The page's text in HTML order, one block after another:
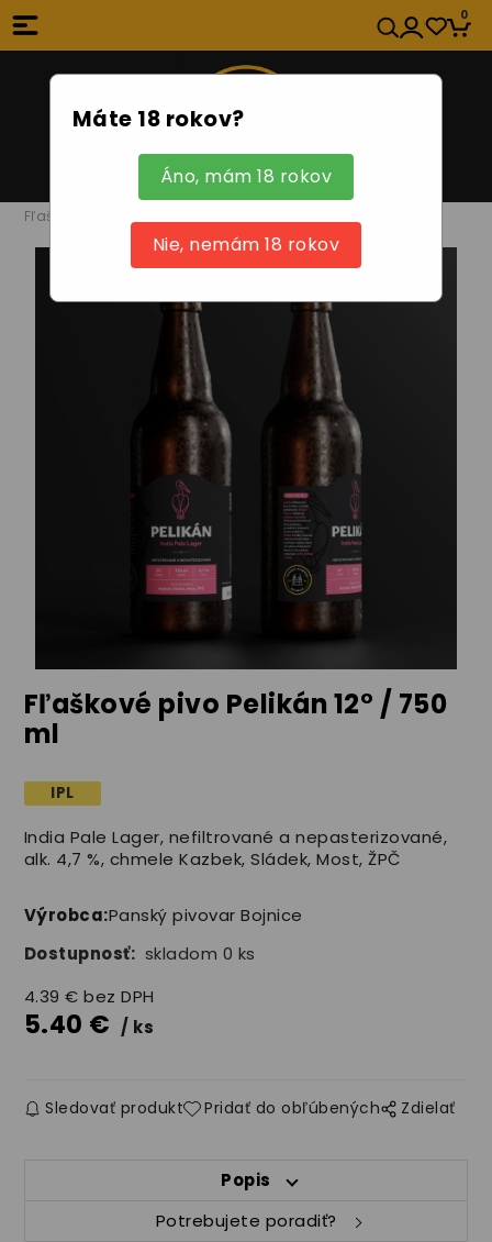
0
Fľaškové pivo
Fľaškové pivo Pelikán 12° / 750
ml
IPL
India Pale Lager, nefiltrované a nepasterizované,
alk. 4,7 %, chmele Kazbek, Sládek, Most, ŽPČ
Výrobca:Panský pivovar Bojnice
Dostupnosť: skladom 0 ks
4.39 €bez DPH
5.40 € ks
Sledovať produkt Pridať do obľúbených Zdielať
Popis
Potrebujete poradiť?
Máte 18 rokov?
Áno, mám 18 rokov
Nie, nemám 18 rokov